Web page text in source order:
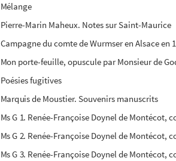
Mélange
Pierre-Marin Maheux. Notes sur Saint-Maurice
Campagne du comte de Wurmser en Alsace en
Mon porte-feuille, opuscule par Monsieur de
Poésies fugitives
Marquis de Moustier. Souvenirs manuscrits
Ms G 1. Renée-Françoise Doynel de
Ms G 2. Renée-Françoise Doynel de Montécot,
Ms G 3. Renée-Françoise Doynel de